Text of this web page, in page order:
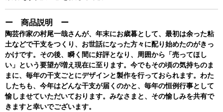
ー 商品説明 ー
陶芸作家の村尾一哉さんが、年末にお歳暮として、最初は余った粘
土などで干支をつくり、お世話になった方々に配り始めたのがきっ
かけです。その後、瞬く間に好評となり、周囲から「売ってほし
い」という要望が増え現在に至ります。今でもその頃の気持ちのま
まに、毎年の干支ごとにデザインと製作を行っておられます。わた
したちも、今年はどんな干支が届くのかと、毎年の恒例行事として
愉しませていただいております。みなさまと、その愉しみを共有で
きますと幸いでございます。